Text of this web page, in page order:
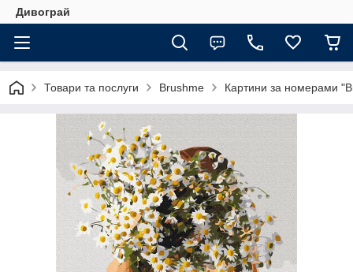
Дивограй
Товари та послуги Brushme Картини за номерами